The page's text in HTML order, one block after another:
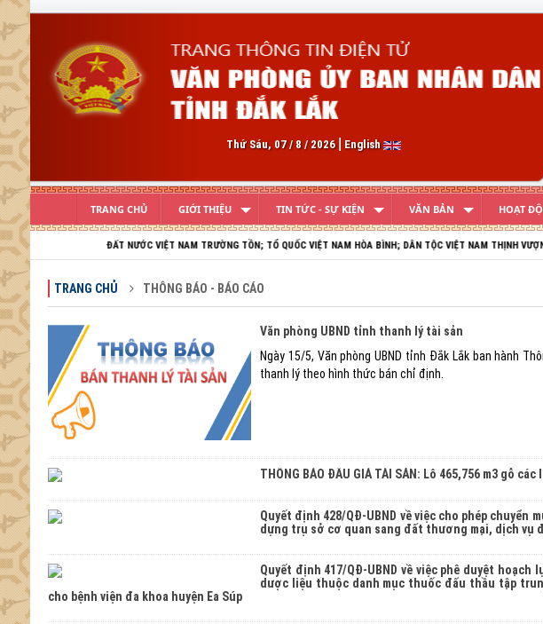
Previous
Thứ Sáu, 07 / 8 / 2026 English
TRANG CHỦ GIỚI THIỆU TIN TỨC - SỰ KIỆN VĂN BẢN HOẠT
ĐẤT NƯỚC VIỆT NAM TRƯỜNG TỒN; TỔ QUỐC VIỆT NAM HÒA BÌNH; DÂN TỘC VIỆT NAM THỊNH VƯỢNG, PHÁT
TRANG CHỦ THÔNG BÁO - BÁO CÁO
Văn phòng UBND tỉnh thanh lý tài sản
Ngày 15/5, Văn phòng UBND tỉnh Đắk Lắk ban hành
thanh lý theo hình thức bán chỉ định.
THÔNG BÁO ĐẤU GIÁ TÀI SẢN: Lô 465,756 m3 gỗ các
Quyết định 428/QĐ-UBND về việc cho phép
dựng trụ sở cơ quan sang đất thương mại, dịch vụ
Quyết định 417/QĐ-UBND về việc phê duyệt
dược liệu thuộc danh mục thuốc đấu thầu tập
cho bệnh viện đa khoa huyện Ea Súp